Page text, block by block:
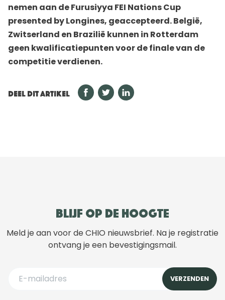
nemen aan de Furusiyya FEI Nations Cup
presented by Longines, geaccepteerd. België,
Zwitserland en Brazilië kunnen in Rotterdam
geen kwalificatiepunten voor de finale van de
competitie verdienen.
DEEL DIT ARTIKEL
Blijf op de hoogte
Meld je aan voor de CHIO nieuwsbrief. Na je registratie
ontvang je een bevestigingsmail.